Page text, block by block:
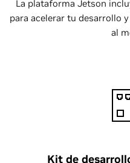
La plataforma Jetson
para acelerar tu desarrollo
al
Kit de